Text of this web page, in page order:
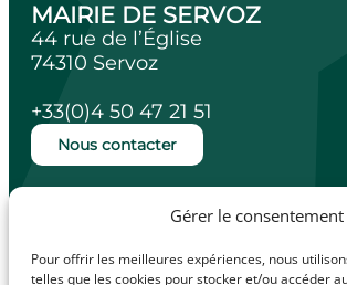
Gérer le consentement
Pour offrir les meilleures expériences, nous
telles que les cookies pour stocker et/ou accéder
MAIRIE DE SERVOZ
44 rue de l’Église
74310 Servoz
+33(0)4 50 47 21 51
Nous contacter
Lundi, mardi, jeudi et vendredi
Mercredi de 10h à 12h.